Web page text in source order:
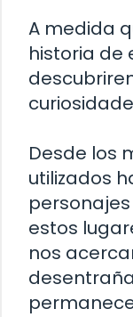
A medida
historia de
Desde los
utilizados
estos
nos